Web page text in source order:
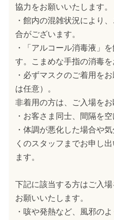
協力をお願いいたします。
・館内の混雑状況により
合がございます。
・「アルコール消毒液」
す。こまめな手指の消毒を
・必ずマスクのご着用を
は任意）。
非着用の方は、ご入場をお
・お客さま同士、間隔を
・体調が悪化した場合や
くのスタッフまでお申し
ます。
下記に該当する方はご入
お願いいたします。
・咳や発熱など、風邪の